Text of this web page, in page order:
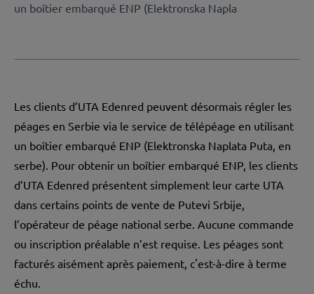
un boîtier embarqué ENP (Elektronska Napla
Les clients d’UTA Edenred peuvent désormais régler les
péages en Serbie via le service de télépéage en utilisant
un boîtier embarqué ENP (Elektronska Naplata Puta, en
serbe). Pour obtenir un boîtier embarqué ENP, les clients
d’UTA Edenred présentent simplement leur carte UTA
dans certains points de vente de Putevi Srbije,
l’opérateur de péage national serbe. Aucune commande
ou inscription préalable n’est requise. Les péages sont
facturés aisément après paiement, c'est-à-dire à terme
échu.